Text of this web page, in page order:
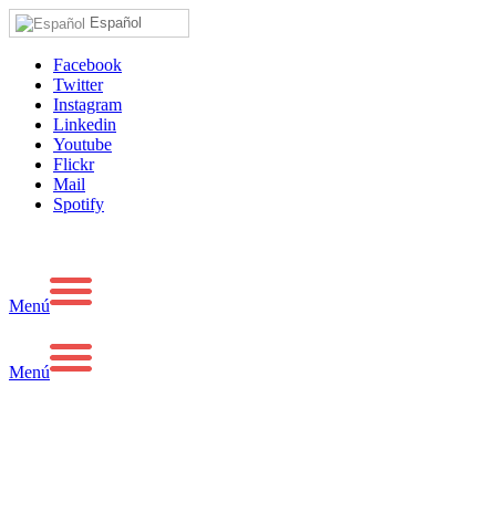
Español
Facebook
Twitter
Instagram
Linkedin
Youtube
Flickr
Mail
Spotify
Menú
Menú